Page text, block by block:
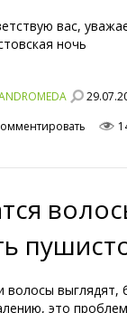
вас,
ночь
волосы выглядят,
это